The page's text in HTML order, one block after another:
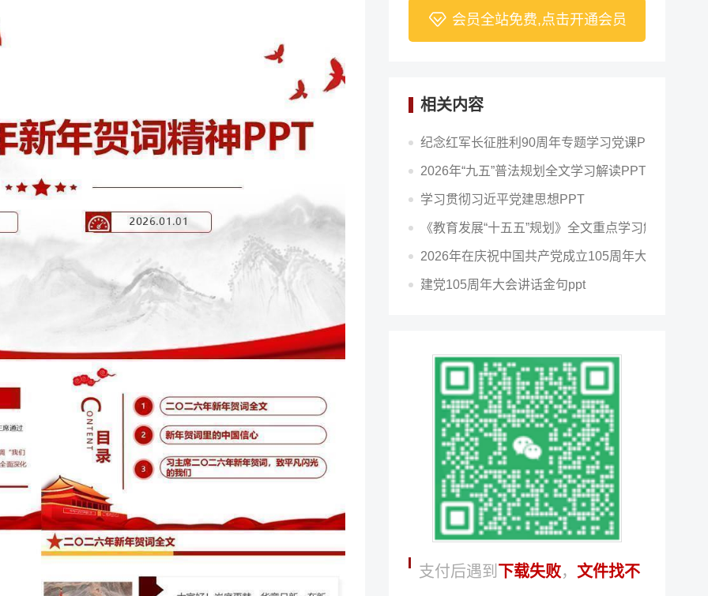
会员全站免费,点击开通会员
相关内容
纪念红军长征胜利90周年专题学习党课PPT
2026年“九五”普法规划全文学习解读PPT
学习贯彻习近平党建思想PPT
《教育发展“十五五”规划》全文重点学习解读PPT
2026年在庆祝中国共产党成立105周年大会讲话精
建党105周年大会讲话金句ppt
支付后遇到 下载失败， 文件找不